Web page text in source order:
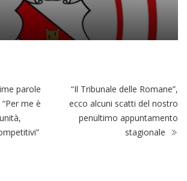
parole
me è
“Il Tribunale delle Romane”,
ecco alcuni scatti del nostro
penultimo appuntamento
stagionale